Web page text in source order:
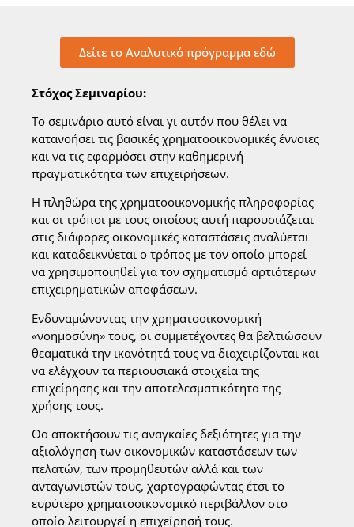
Δείτε το Αναλυτικό πρόγραμμα εδώ
Στόχος Σεμιναρίου:
Το σεμινάριο αυτό είναι γι αυτόν που θέλει να
κατανοήσει τις βασικές χρηματοοικονομικές έννοιες
και να τις εφαρμόσει στην καθημερινή
πραγματικότητα των επιχειρήσεων.
Η πληθώρα της χρηματοοικονομικής πληροφορίας
και οι τρόποι με τους οποίους αυτή παρουσιάζεται
στις διάφορες οικονομικές καταστάσεις αναλύεται
και καταδεικνύεται ο τρόπος με τον οποίο μπορεί
να χρησιμοποιηθεί για τον σχηματισμό αρτιότερων
επιχειρηματικών αποφάσεων.
Ενδυναμώνοντας την χρηματοοικονομική
«νοημοσύνη» τους, οι συμμετέχοντες θα βελτιώσουν
θεαματικά την ικανότητά τους να διαχειρίζονται και
να ελέγχουν τα περιουσιακά στοιχεία της
επιχείρησης και την αποτελεσματικότητα της
χρήσης τους.
Θα αποκτήσουν τις αναγκαίες δεξιότητες για την
αξιολόγηση των οικονομικών καταστάσεων των
πελατών, των προμηθευτών αλλά και των
ανταγωνιστών τους, χαρτογραφώντας έτσι το
ευρύτερο χρηματοοικονομικό περιβάλλον στο
οποίο λειτουργεί η επιχείρησή τους.